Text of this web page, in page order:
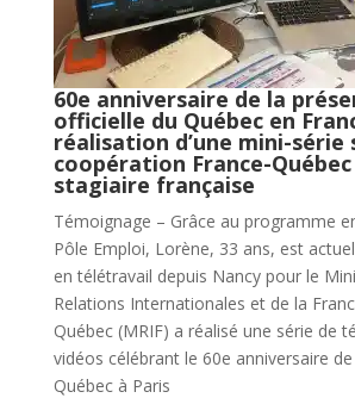
60e anniversaire de la
officielle du Québec en
réalisation d’une mini-série
coopération France-
stagiaire française
Témoignage – Grâce au programme
Pôle Emploi, Lorène, 33 ans, est
en télétravail depuis Nancy pour le
Relations Internationales et de la
Québec (MRIF) a réalisé une série de
vidéos célébrant le 60e anniversaire
Québec à Paris